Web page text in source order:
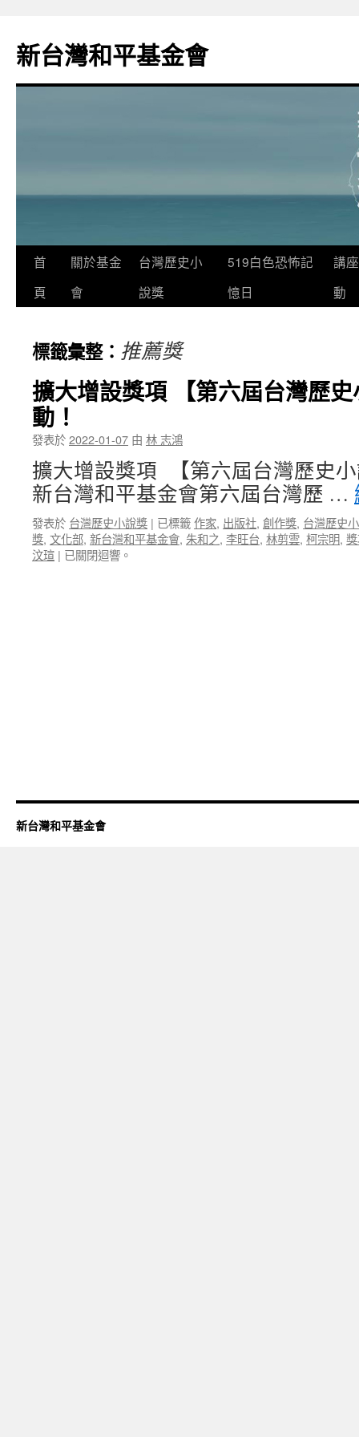
新台灣和平基金會
首
頁
關於基金
會
台灣歷史小
說獎
519白色恐怖記
憶日
講
動
標籤彙整： 推薦獎
擴大增設獎項 【第六屆台灣歷
動！
發表於2022-01-07 由 林 志鴻
擴大增設獎項 【第六屆台灣歷史
新台灣和平基金會第六屆台灣歷 …
發表於 台灣歷史小說獎 | 已標籤作家, 出版社, 創作獎, 台灣歷史
獎, 文化部, 新台灣和平基金會, 朱和之, 李旺台, 林剪雲, 柯宗明,
汶瑄 | 已關閉迴響。
新台灣和平基金會